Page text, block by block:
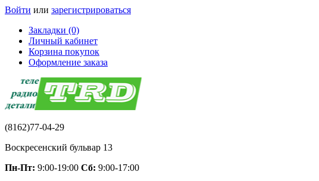
Войти или зарегистрироваться
Закладки (0)
Личный кабинет
Корзина покупок
Оформление заказа
(8162)77-04-29
Воскресенский бульвар 13
Пн-Пт: 9:00-19:00 Сб: 9:00-17:00